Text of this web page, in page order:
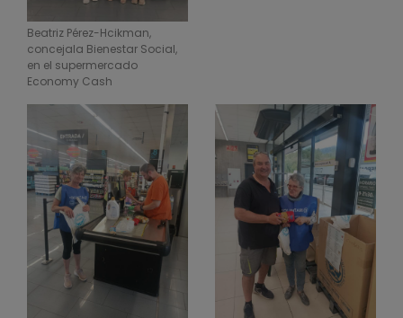
Beatriz Pérez-Hcikman,
concejala Bienestar Social,
en el supermercado
Economy Cash